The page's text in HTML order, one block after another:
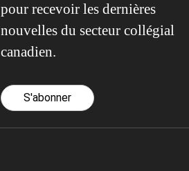
pour recevoir les dernières
nouvelles du secteur collégial
canadien.
S'abonner